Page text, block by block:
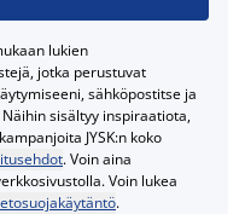
lukien
jotka perustuvat
sähköpostitse ja
sisältyy inspiraatiota,
JYSK:n koko
. Voin aina
Voin lukea
.